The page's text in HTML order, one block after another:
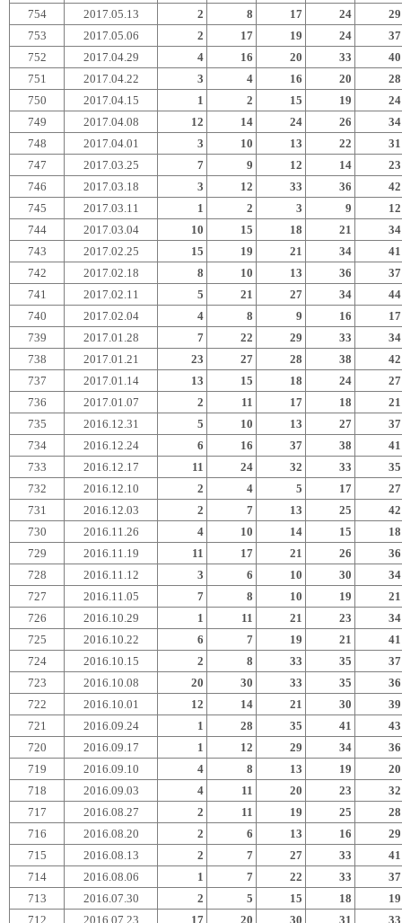
754
2017.05.13 2 8 17 24
29
753
2017.05.06 2 17 19 24
37
752
2017.04.29 4 16 20 33
40
751
2017.04.22 3 4 16 20
28
750
2017.04.15 1 2 15 19
24
749
2017.04.08 12 14 24 26
34
748
2017.04.01 3 10 13 22
31
747
2017.03.25 7 9 12 14
23
746
2017.03.18 3 12 33 36
42
745
2017.03.11 1 2 3 9
12
744
2017.03.04 10 15 18 21
34
743
2017.02.25 15 19 21 34
41
742
2017.02.18 8 10 13 36
37
741
2017.02.11 5 21 27 34
44
740
2017.02.04 4 8 9 16
17
739
2017.01.28 7 22 29 33
34
738
2017.01.21 23 27 28 38
42
737
2017.01.14 13 15 18 24
27
736
2017.01.07 2 11 17 18
21
735
2016.12.31 5 10 13 27
37
734
2016.12.24 6 16 37 38
41
733
2016.12.17 11 24 32 33
35
732
2016.12.10 2 4 5 17
27
731
2016.12.03 2 7 13 25
42
730
2016.11.26 4 10 14 15
18
729
2016.11.19 11 17 21 26
36
728
2016.11.12 3 6 10 30
34
727
2016.11.05 7 8 10 19
21
726
2016.10.29 1 11 21 23
34
725
2016.10.22 6 7 19 21
41
724
2016.10.15 2 8 33 35
37
723
2016.10.08 20 30 33 35
36
722
2016.10.01 12 14 21 30
39
721
2016.09.24 1 28 35 41
43
720
2016.09.17 1 12 29 34
36
719
2016.09.10 4 8 13 19
20
718
2016.09.03 4 11 20 23
32
717
2016.08.27 2 11 19 25
28
716
2016.08.20 2 6 13 16
29
715
2016.08.13 2 7 27 33
41
714
2016.08.06 1 7 22 33
37
713
2016.07.30 2 5 15 18
19
712
2016.07.23 17 20 30 31 33